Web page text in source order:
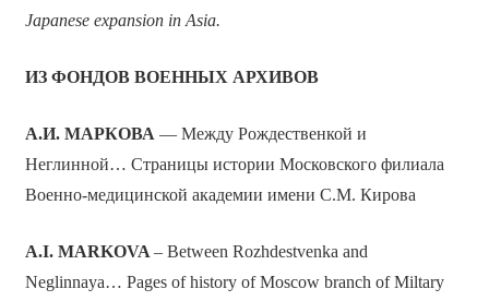
Japanese expansion in Asia.
ИЗ ФОНДОВ ВОЕННЫХ АРХИВОВ
А.И. МАРКОВА — Между Рождественкой и
Неглинной… Страницы истории Московского филиала
Военно-медицинской академии имени С.М. Кирова
A.I. MARKOVA – Between Rozhdestvenka and
Neglinnaya… Pages of history of Moscow branch of Miltary